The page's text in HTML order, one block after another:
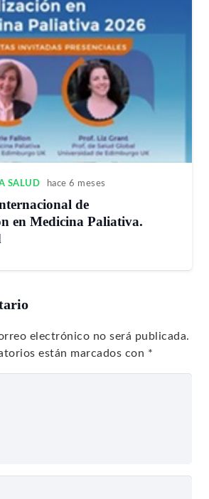
SALUD hace 6 meses
de
en Medicina Paliativa.
electrónico no será publicada.
están marcados con *